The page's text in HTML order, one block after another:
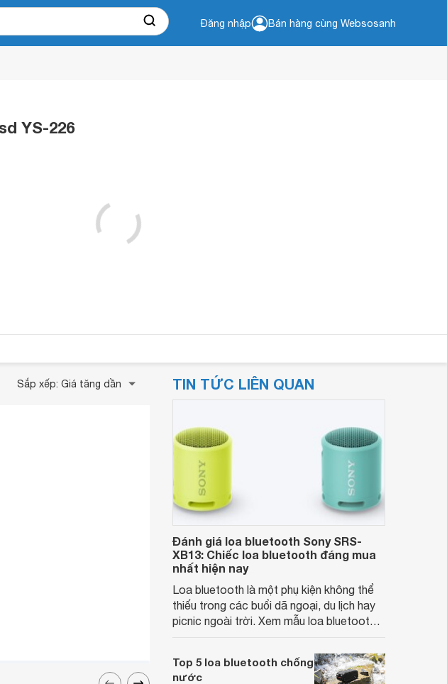
Đăng nhập Bán hàng cùng Websosanh
YS-226
Sắp xếp: Giá tăng dần TIN TỨC LIÊN QUAN
Đánh giá loa bluetooth Sony SRS-
XB13: Chiếc loa bluetooth đáng mua
nhất hiện nay
Loa bluetooth là một phụ kiện không thể
thiếu trong các buổi dã ngoại, du lịch hay
picnic ngoài trời. Xem mẫu loa bluetooth
nhiều người lựa chọn ngay trong bài viết.
Top 5 loa bluetooth chống
nước